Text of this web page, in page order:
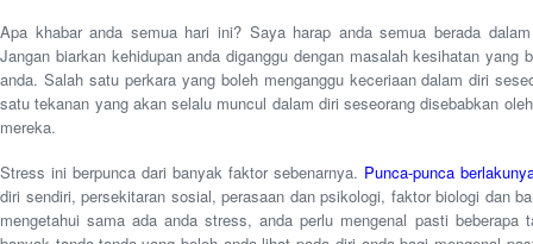
Apa khabar anda semua hari ini? Saya harap anda semua berada
Jangan biarkan kehidupan anda diganggu dengan masalah kesihatan yang
anda. Salah satu perkara yang boleh menganggu keceriaan dalam diri
satu tekanan yang akan selalu muncul dalam diri seseorang disebabkan
mereka.
Stress ini berpunca dari banyak faktor sebenarnya. Punca-punca
diri sendiri, persekitaran sosial, perasaan dan psikologi, faktor biologi dan
mengetahui sama ada anda stress, anda perlu mengenal pasti beberapa